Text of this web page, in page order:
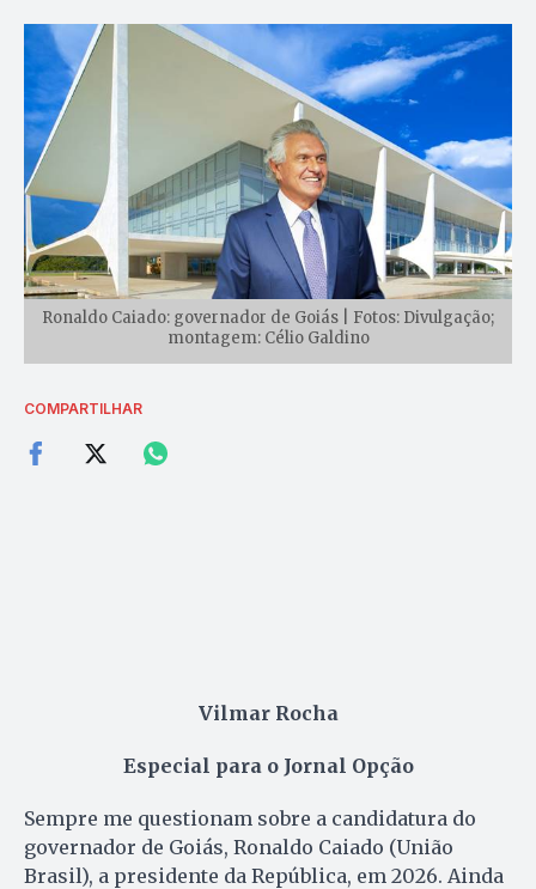
Ronaldo Caiado: governador de Goiás | Fotos: Divulgação;
montagem: Célio Galdino
COMPARTILHAR
Vilmar Rocha
Especial para o Jornal Opção
Sempre me questionam sobre a candidatura do
governador de Goiás, Ronaldo Caiado (União
Brasil), a presidente da República, em 2026. Ainda